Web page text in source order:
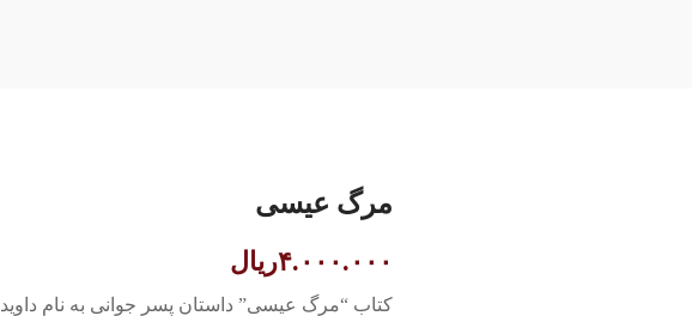
مرگ عیسی
۴.۰۰۰.۰۰۰ریال
کتاب “مرگ عیسی” داستان پسر جوانی به نام داوید